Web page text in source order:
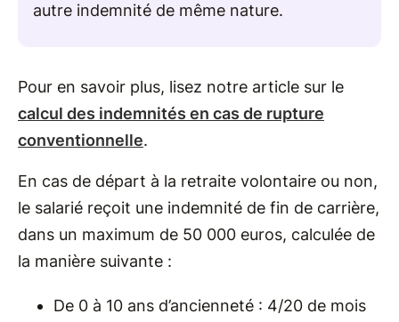
autre indemnité de même nature.
Pour en savoir plus, lisez notre article sur le
calcul des indemnités en cas de rupture
conventionnelle.
En cas de départ à la retraite volontaire ou non,
le salarié reçoit une indemnité de fin de carrière,
dans un maximum de 50 000 euros, calculée de
la manière suivante :
De 0 à 10 ans d’ancienneté : 4/20 de mois